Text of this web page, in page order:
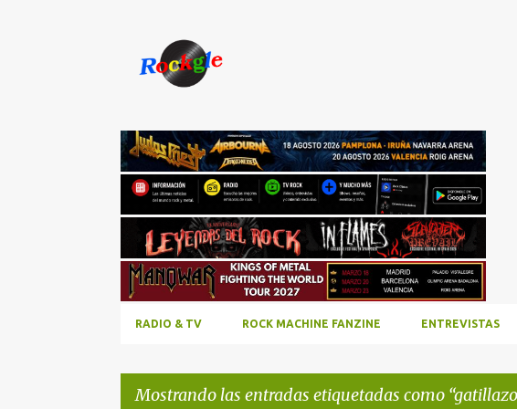
RADIO & TV ROCK MACHINE FANZINE ENTREVISTAS
Mostrando las entradas etiquetadas como gatillazo